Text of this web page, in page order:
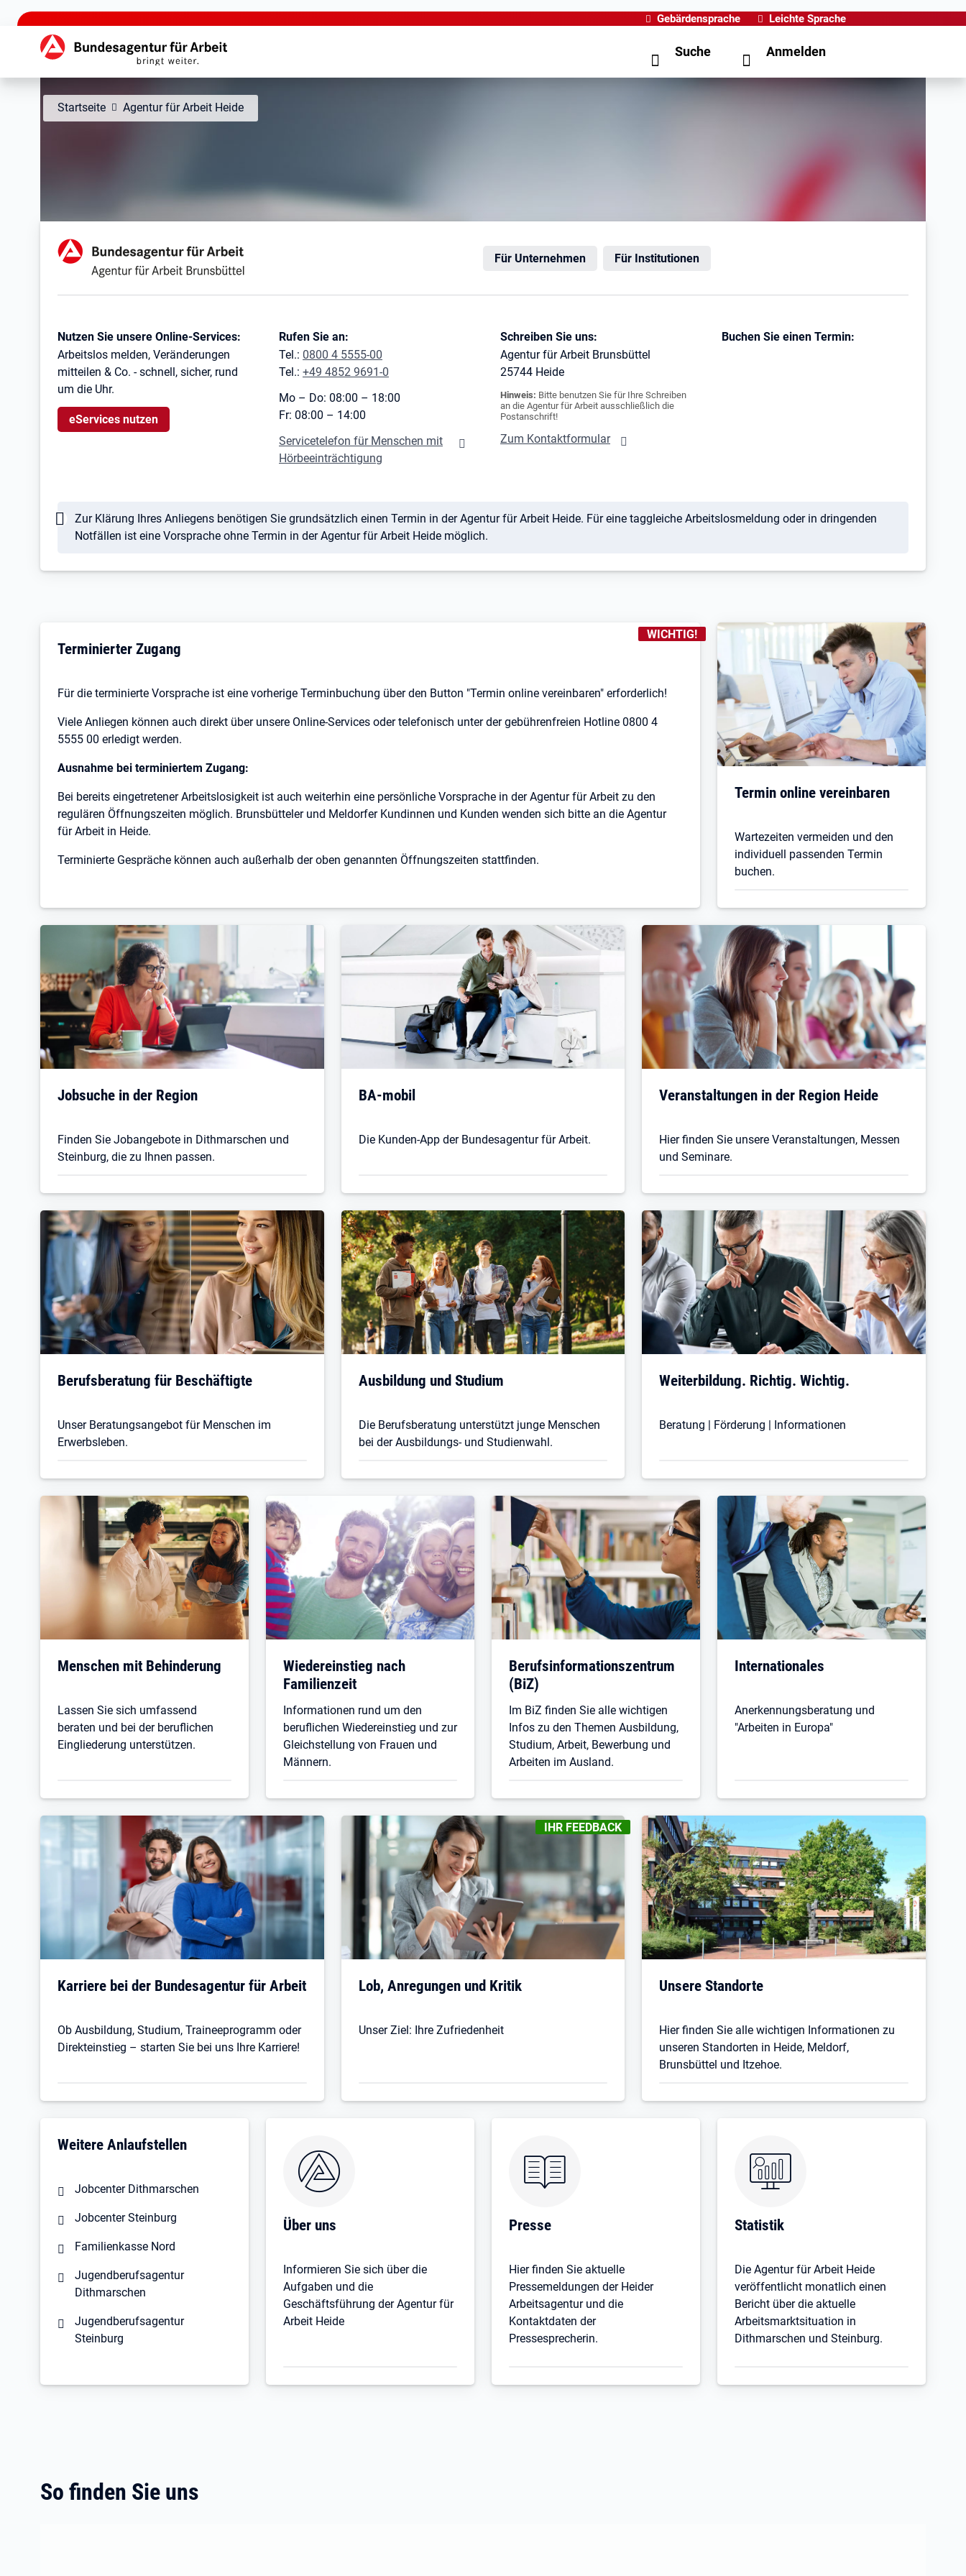
zu den Hauptinhalten springen
Gebärdensprache Leichte Sprache
Hauptnavigation Suche Anmelden
Startseite Agentur für Arbeit Heide
Agentur für Arbeit Brunsbüttel Für Unternehmen Für Institutionen
Kontaktinformationen
Nutzen Sie unsere Online-Services:
Arbeitslos melden, Veränderungen
mitteilen & Co. - schnell, sicher, rund
um die Uhr.
eServices nutzen
Rufen Sie an:
Tel.: 0800 4 5555-00
Tel.: +49 4852 9691-0
Mo – Do: 08:00 – 18:00
Fr: 08:00 – 14:00
Servicetelefon für Menschen mit
Hörbeeinträchtigung
Schreiben Sie uns:
Agentur für Arbeit Brunsbüttel
25744 Heide
Hinweis: Bitte benutzen Sie für Ihre Schreiben
an die Agentur für Arbeit ausschließlich die
Postanschrift!
Zum Kontaktformular
Buchen Sie einen Termin:
Zur Klärung Ihres Anliegens benötigen Sie grundsätzlich einen Termin in der Agentur für Arbeit Heide. Für eine taggleiche Arbeitslosmeldung oder in dringenden
Notfällen ist eine Vorsprache ohne Termin in der Agentur für Arbeit Heide möglich.
KENNZEICHNUNGEN:
WICHTIG!
Terminierter Zugang
Für die terminierte Vorsprache ist eine vorherige Terminbuchung über den Button "Termin online vereinbaren" erforderlich!
Viele Anliegen können auch direkt über unsere Online-Services oder telefonisch unter der gebührenfreien Hotline 0800 4
5555 00 erledigt werden.
Ausnahme bei terminiertem Zugang:
Bei bereits eingetretener Arbeitslosigkeit ist auch weiterhin eine persönliche Vorsprache in der Agentur für Arbeit zu den
regulären Öffnungszeiten möglich. Brunsbütteler und Meldorfer Kundinnen und Kunden wenden sich bitte an die Agentur
für Arbeit in Heide.
Terminierte Gespräche können auch außerhalb der oben genannten Öffnungszeiten stattfinden.
Termin online vereinbaren
Wartezeiten vermeiden und den
individuell passenden Termin
buchen.
Jobsuche in der Region
Finden Sie Jobangebote in Dithmarschen und
Steinburg, die zu Ihnen passen.
BA-mobil
Die Kunden-App der Bundesagentur für Arbeit.
Veranstaltungen in der Region Heide
Hier finden Sie unsere Veranstaltungen, Messen
und Seminare.
Berufsberatung für Beschäftigte
Unser Beratungsangebot für Menschen im
Erwerbsleben.
Ausbildung und Studium
Die Berufsberatung unterstützt junge Menschen
bei der Ausbildungs- und Studienwahl.
Weiterbildung. Richtig. Wichtig.
Beratung | Förderung | Informationen
Menschen mit Behinderung
Lassen Sie sich umfassend
beraten und bei der beruflichen
Eingliederung unterstützen.
Wiedereinstieg nach
Familienzeit
Informationen rund um den
beruflichen Wiedereinstieg und zur
Gleichstellung von Frauen und
Männern.
Berufsinformationszentrum
(BiZ)
Im BiZ finden Sie alle wichtigen
Infos zu den Themen Ausbildung,
Studium, Arbeit, Bewerbung und
Arbeiten im Ausland.
Internationales
Anerkennungsberatung und
"Arbeiten in Europa"
Karriere bei der Bundesagentur für Arbeit
Ob Ausbildung, Studium, Traineeprogramm oder
Direkteinstieg – starten Sie bei uns Ihre Karriere!
KENNZEICHNUNGEN
IHR FEEDBACK
Lob, Anregungen und Kritik
Unser Ziel: Ihre Zufriedenheit
Unsere Standorte
Hier finden Sie alle wichtigen Informationen zu
unseren Standorten in Heide, Meldorf,
Brunsbüttel und Itzehoe.
Weitere Anlaufstellen
Jobcenter Dithmarschen
Jobcenter Steinburg
Familienkasse Nord
Jugendberufsagentur
Dithmarschen
Jugendberufsagentur
Steinburg
Über uns
Informieren Sie sich über die
Aufgaben und die
Geschäftsführung der Agentur für
Arbeit Heide
Presse
Hier finden Sie aktuelle
Pressemeldungen der Heider
Arbeitsagentur und die
Kontaktdaten der
Pressesprecherin.
Statistik
Die Agentur für Arbeit Heide
veröffentlicht monatlich einen
Bericht über die aktuelle
Arbeitsmarktsituation in
Dithmarschen und Steinburg.
So finden Sie uns